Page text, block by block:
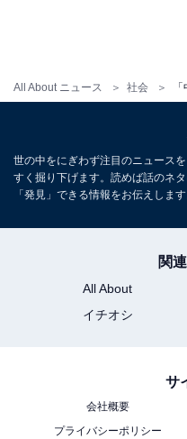
All About ニュース 社会
は、地名や特産物など
と社会の勉強にもなっ
もしました。
』（KADOKAWA）
リーズ全巻を読破して
談社）や『美味しんぼ
世の中をにぎわず注目のニュース
すく掘り下げます。読めば話のネ
「発見」できる情報をお伝えします
関
All About
イチオシ
サ
会社概要
プライバシーポリシー